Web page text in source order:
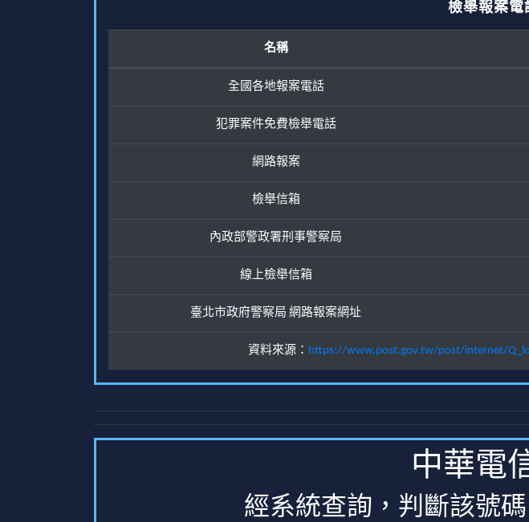
檢舉報案電
名稱
全國各地報案電話
犯罪案件免費檢舉電話
網路報案
檢舉信箱
內政部警政署刑事警察局
線上檢舉信箱
臺北市政府警察局 網路報案網址
資料來源： https://www.post.gov.tw/post/internet/
中華電
經系統查詢，判斷該號